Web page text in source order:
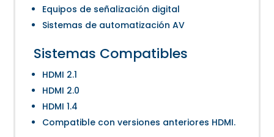
Equipos de señalización digital
Sistemas de automatización AV
Sistemas Compatibles
HDMI 2.1
HDMI 2.0
HDMI 1.4
Compatible con versiones anteriores HDMI.